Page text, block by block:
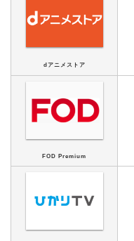
dアニメストア
FOD Premium